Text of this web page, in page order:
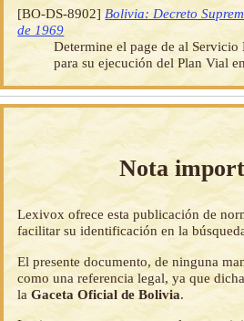
[BO-DS-8902] Bolivia: Decreto
de 1969
Determine el page de al
para su ejecución del Plan Vial
Nota
Lexivox ofrece esta publicación de
facilitar su identificación en la
El presente documento, de ninguna
como una referencia legal, ya que
laGaceta Oficial de Bolivia.